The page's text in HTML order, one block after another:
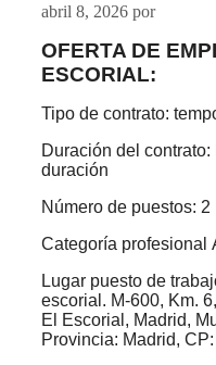
abril 8, 2026 por
OFERTA DE
ESCORIAL:
Tipo de contrato:
Duración del
duración
Número de puestos: 2
Categoría profesional
Lugar puesto de
escorial. M-600, Km.
El Escorial, Madrid,
Provincia: Madrid,